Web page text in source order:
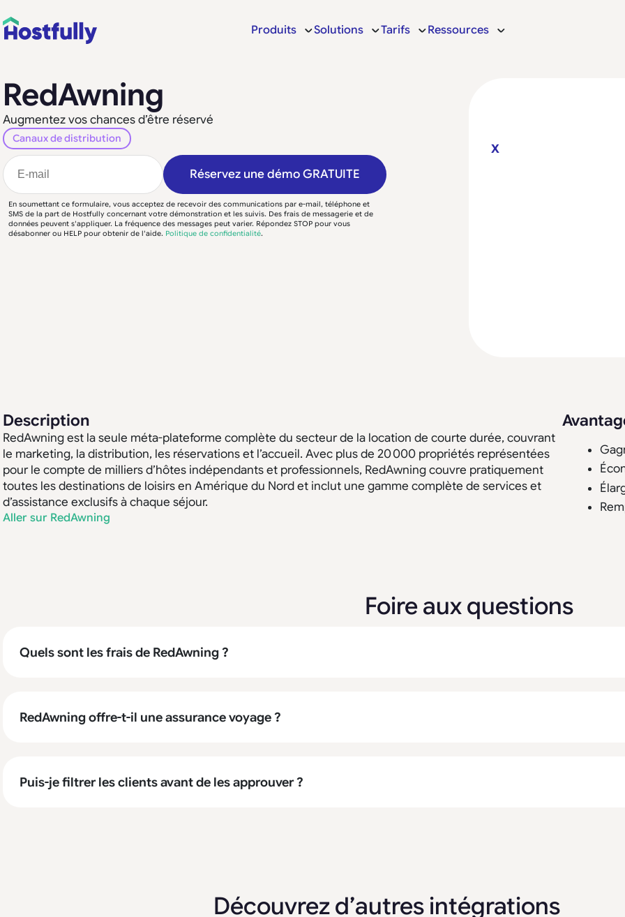
Produits Solutions Tarifs Ressources
RedAwning
Augmentez vos chances d’être réservé
Canaux de distribution
Réservez une démo GRATUITE
En soumettant ce formulaire, vous acceptez de recevoir des communications par e-mail, téléphone et
SMS de la part de Hostfully concernant votre démonstration et les suivis. Des frais de messagerie et de
données peuvent s'appliquer. La fréquence des messages peut varier. Répondez STOP pour vous
désabonner ou HELP pour obtenir de l'aide. Politique de confidentialité.
X
Description
RedAwning est la seule méta-plateforme complète du secteur de la location de courte durée, couvrant
le marketing, la distribution, les réservations et l’accueil. Avec plus de 20 000 propriétés représentées
pour le compte de milliers d’hôtes indépendants et professionnels, RedAwning couvre pratiquement
toutes les destinations de loisirs en Amérique du Nord et inclut une gamme complète de services et
d’assistance exclusifs à chaque séjour.
Aller sur RedAwning
Foire aux questions
Quels sont les frais de RedAwning ?
RedAwning offre-t-il une assurance voyage ?
Puis-je filtrer les clients avant de les approuver ?
Découvrez d’autres intégrations